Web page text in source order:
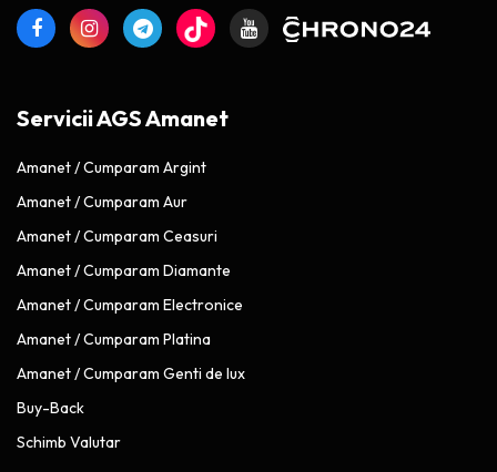
Servicii AGS Amanet
Amanet / Cumparam Argint
Amanet / Cumparam Aur
Amanet / Cumparam Ceasuri
Amanet / Cumparam Diamante
Amanet / Cumparam Electronice
Amanet / Cumparam Platina
Amanet / Cumparam Genti de lux
Buy-Back
Schimb Valutar